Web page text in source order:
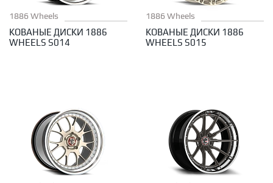
1886 Wheels
КОВАНЫЕ ДИСКИ 1886
WHEELS S014
1886 Wheels
КОВАНЫЕ ДИСКИ 1886
WHEELS S015